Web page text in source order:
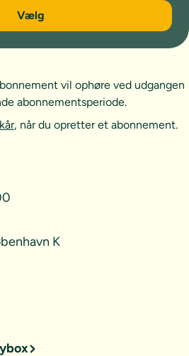
Vælg
vil ophøre ved udgangen
abonnementsperiode.
, når du opretter et abonnement.
kontakt
K